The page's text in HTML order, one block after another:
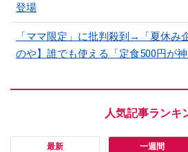
登場
「ママ限定」に批判殺到→「夏休み
のや】誰でも使える「定食500円が神
最新 一週間